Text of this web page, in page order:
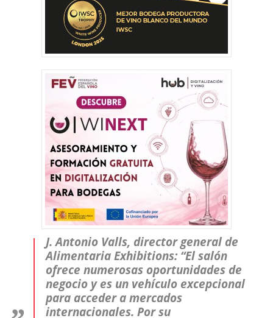
J. Antonio Valls, director general de
Alimentaria Exhibitions: “El salón
ofrece numerosas oportunidades de
negocio y es un vehículo excepcional
para acceder a mercados
internacionales. Por su